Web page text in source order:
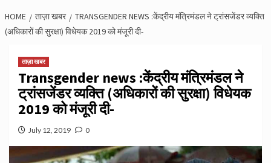
HOME ताज़ा खबर
TRANSGENDER NEWS :केंद्रीय मंत्रिमंडल ने ट्रांसजेंडर व्यक्ति
(अधिकारों की सुरक्षा) विधेयक 2019 को मंजूरी दी-
ताज़ा खबर
Transgender news :केंद्रीय मंत्रिमंडल ने
ट्रांसजेंडर व्यक्ति (अधिकारों की सुरक्षा) विधेयक
2019 को मंजूरी दी-
July 12, 2019 0